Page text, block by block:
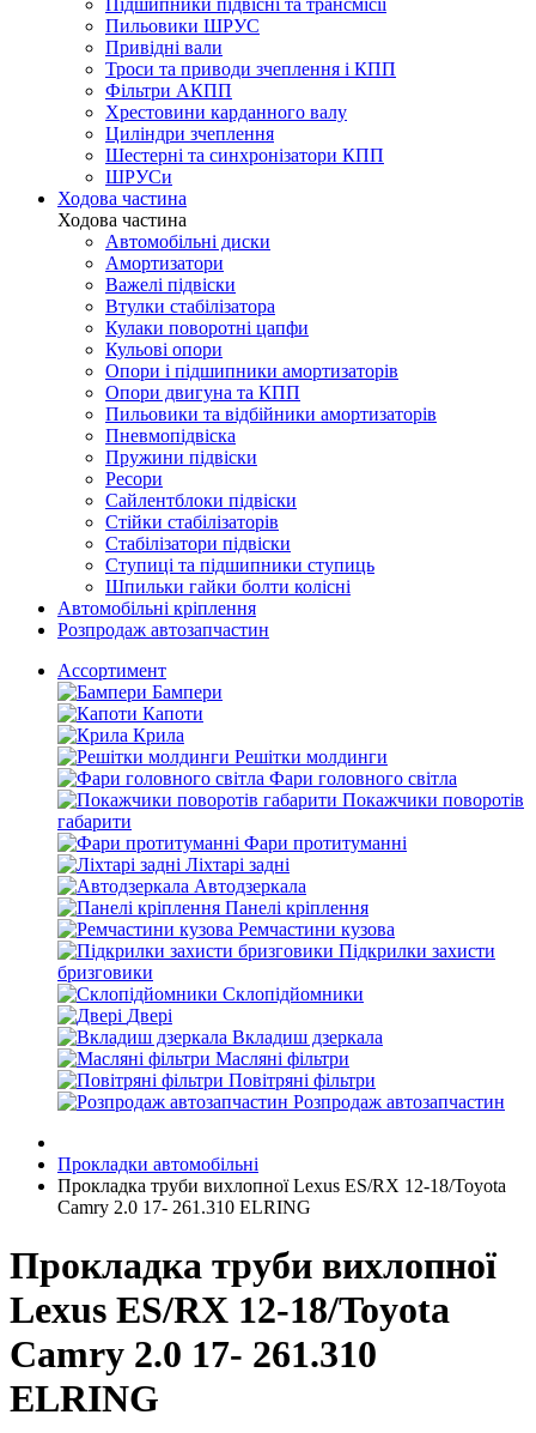
Підшипники підвісні та трансмісії
Пильовики ШРУС
Привідні вали
Троси та приводи зчеплення і КПП
Фільтри АКПП
Хрестовини карданного валу
Циліндри зчеплення
Шестерні та синхронізатори КПП
ШРУСи
Ходова частина
Ходова частина
Автомобільні диски
Амортизатори
Важелі підвіски
Втулки стабілізатора
Кулаки поворотні цапфи
Кульові опори
Опори і підшипники амортизаторів
Опори двигуна та КПП
Пильовики та відбійники амортизаторів
Пневмопідвіска
Пружини підвіски
Ресори
Сайлентблоки підвіски
Стійки стабілізаторів
Стабілізатори підвіски
Ступиці та підшипники ступиць
Шпильки гайки болти колісні
Автомобільні кріплення
Розпродаж автозапчастин
Ассортимент
Бампери
Капоти
Крила
Решітки молдинги
Фари головного світла
Покажчики поворотів
габарити
Фари протитуманні
Ліхтарі задні
Автодзеркала
Панелі кріплення
Ремчастини кузова
Підкрилки захисти
бризговики
Склопідйомники
Двері
Вкладиш дзеркала
Масляні фільтри
Повітряні фільтри
Розпродаж автозапчастин
Прокладки автомобільні
Прокладка труби вихлопної Lexus ES/RX 12-18/Toyota
Camry 2.0 17- 261.310 ELRING
Прокладка труби вихлопної
Lexus ES/RX 12-18/Toyota
Camry 2.0 17- 261.310
ELRING